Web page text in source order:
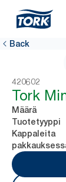
Back
420602
Tork
Määrä
Tuotetyyppi
Kappaleita